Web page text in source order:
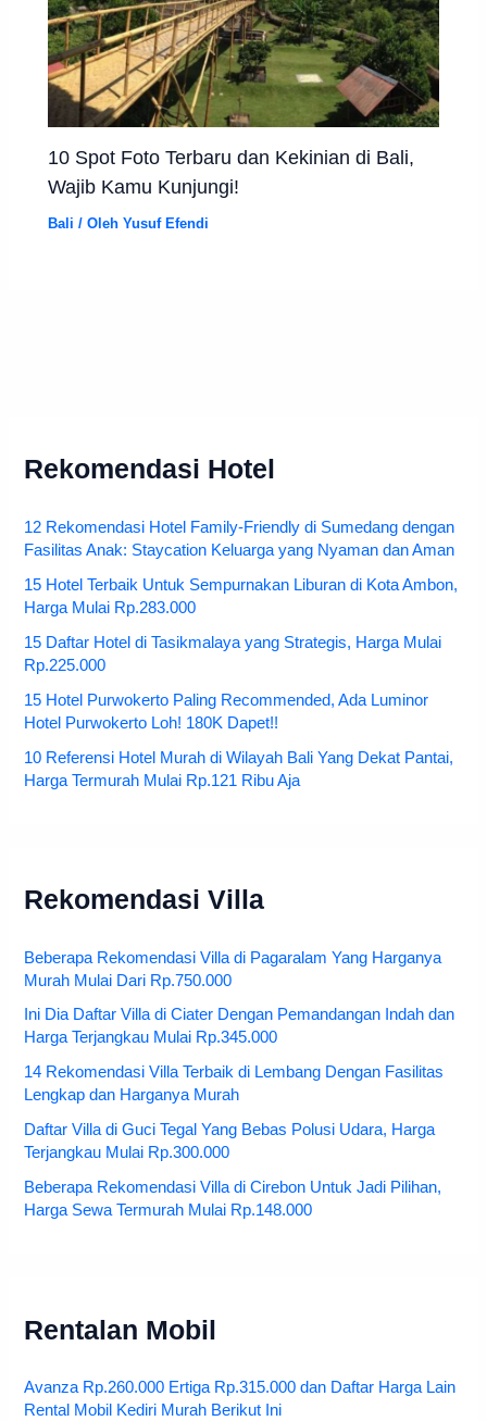
10 Spot Foto Terbaru dan Kekinian di Bali,
Wajib Kamu Kunjungi!
Bali / OlehYusuf Efendi
Rekomendasi Hotel
12 Rekomendasi Hotel Family-Friendly di Sumedang dengan
Fasilitas Anak: Staycation Keluarga yang Nyaman dan Aman
15 Hotel Terbaik Untuk Sempurnakan Liburan di Kota Ambon,
Harga Mulai Rp.283.000
15 Daftar Hotel di Tasikmalaya yang Strategis, Harga Mulai
Rp.225.000
15 Hotel Purwokerto Paling Recommended, Ada Luminor
Hotel Purwokerto Loh! 180K Dapet!!
10 Referensi Hotel Murah di Wilayah Bali Yang Dekat Pantai,
Harga Termurah Mulai Rp.121 Ribu Aja
Rekomendasi Villa
Beberapa Rekomendasi Villa di Pagaralam Yang Harganya
Murah Mulai Dari Rp.750.000
Ini Dia Daftar Villa di Ciater Dengan Pemandangan Indah dan
Harga Terjangkau Mulai Rp.345.000
14 Rekomendasi Villa Terbaik di Lembang Dengan Fasilitas
Lengkap dan Harganya Murah
Daftar Villa di Guci Tegal Yang Bebas Polusi Udara, Harga
Terjangkau Mulai Rp.300.000
Beberapa Rekomendasi Villa di Cirebon Untuk Jadi Pilihan,
Harga Sewa Termurah Mulai Rp.148.000
Rentalan Mobil
Avanza Rp.260.000 Ertiga Rp.315.000 dan Daftar Harga Lain
Rental Mobil Kediri Murah Berikut Ini